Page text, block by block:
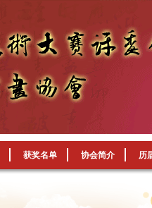
获奖名单 协会简介 历